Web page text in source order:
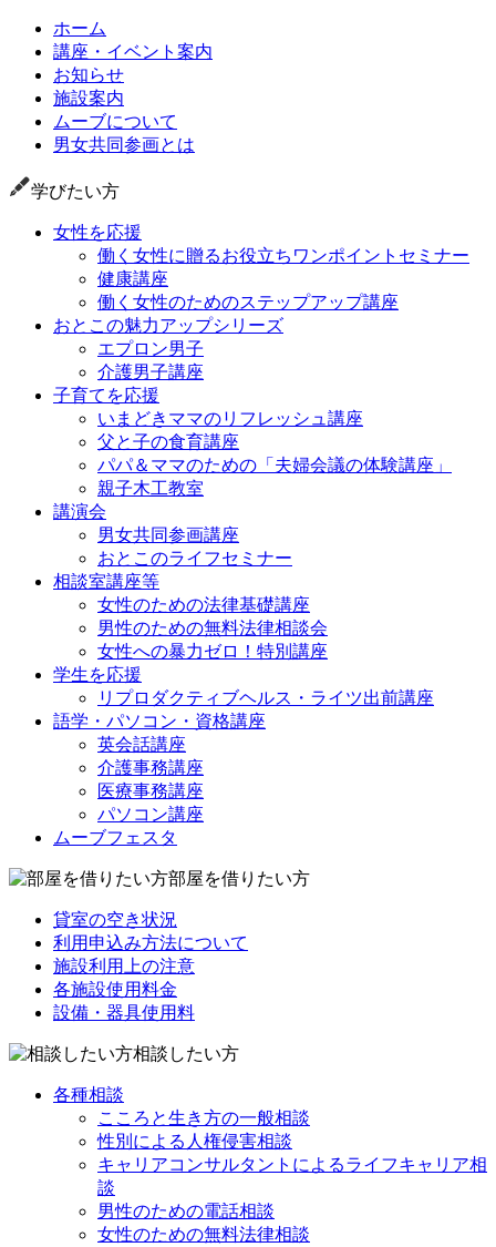
ホーム
講座・イベント案内
お知らせ
施設案内
ムーブについて
男女共同参画とは
学びたい方
女性を応援
働く女性に贈るお役立ちワンポイントセミナー
健康講座
働く女性のためのステップアップ講座
おとこの魅力アップシリーズ
エプロン男子
介護男子講座
子育てを応援
いまどきママのリフレッシュ講座
父と子の食育講座
パパ＆ママのための「夫婦会議の体験講座」
親子木工教室
講演会
男女共同参画講座
おとこのライフセミナー
相談室講座等
女性のための法律基礎講座
男性のための無料法律相談会
女性への暴力ゼロ！特別講座
学生を応援
リプロダクティブヘルス・ライツ出前講座
語学・パソコン・資格講座
英会話講座
介護事務講座
医療事務講座
パソコン講座
ムーブフェスタ
部屋を借りたい方
貸室の空き状況
利用申込み方法について
施設利用上の注意
各施設使用料金
設備・器具使用料
相談したい方
各種相談
こころと生き方の一般相談
性別による人権侵害相談
キャリアコンサルタントによるライフキャリア相
談
男性のための電話相談
女性のための無料法律相談